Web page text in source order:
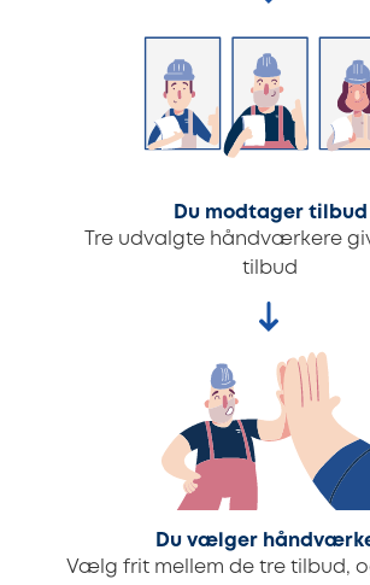
Du modtager tilbud
Tre udvalgte håndværkere
tilbud
Du vælger
Vælg frit mellem de tre tilbud,